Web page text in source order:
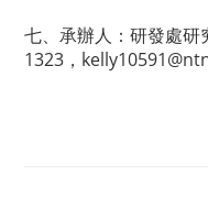
七、承辦人：研發處
1323，